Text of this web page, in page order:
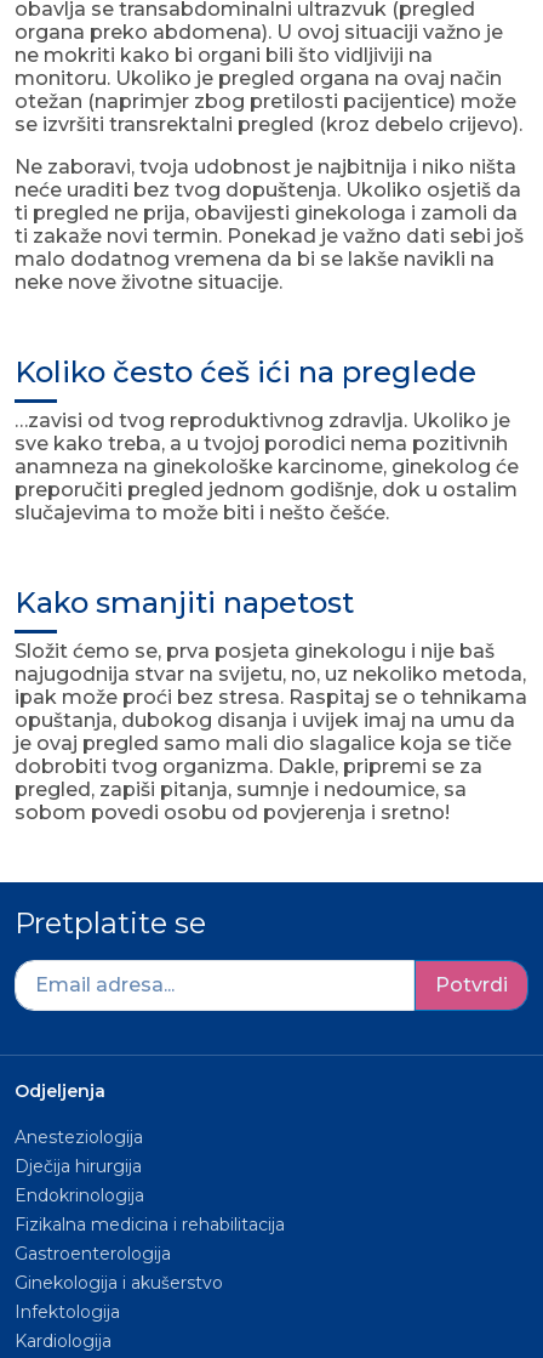
obavlja se transabdominalni ultrazvuk (pregled
organa preko abdomena). U ovoj situaciji važno je
ne mokriti kako bi organi bili što vidljiviji na
monitoru. Ukoliko je pregled organa na ovaj način
otežan (naprimjer zbog pretilosti pacijentice) može
se izvršiti transrektalni pregled (kroz debelo crijevo).
Ne zaboravi, tvoja udobnost je najbitnija i niko ništa
neće uraditi bez tvog dopuštenja. Ukoliko osjetiš da
ti pregled ne prija, obavijesti ginekologa i zamoli da
ti zakaže novi termin. Ponekad je važno dati sebi još
malo dodatnog vremena da bi se lakše navikli na
neke nove životne situacije.
Koliko često ćeš ići na preglede
…zavisi od tvog reproduktivnog zdravlja. Ukoliko je
sve kako treba, a u tvojoj porodici nema pozitivnih
anamneza na ginekološke karcinome, ginekolog će
preporučiti pregled jednom godišnje, dok u ostalim
slučajevima to može biti i nešto češće.
Kako smanjiti napetost
Složit ćemo se, prva posjeta ginekologu i nije baš
najugodnija stvar na svijetu, no, uz nekoliko metoda,
ipak može proći bez stresa. Raspitaj se o tehnikama
opuštanja, dubokog disanja i uvijek imaj na umu da
je ovaj pregled samo mali dio slagalice koja se tiče
dobrobiti tvog organizma. Dakle, pripremi se za
pregled, zapiši pitanja, sumnje i nedoumice, sa
sobom povedi osobu od povjerenja i sretno!
Pretplatite se
Potvrdi
Odjeljenja
Anesteziologija
Dječija hirurgija
Endokrinologija
Fizikalna medicina i rehabilitacija
Gastroenterologija
Ginekologija i akušerstvo
Infektologija
Kardiologija